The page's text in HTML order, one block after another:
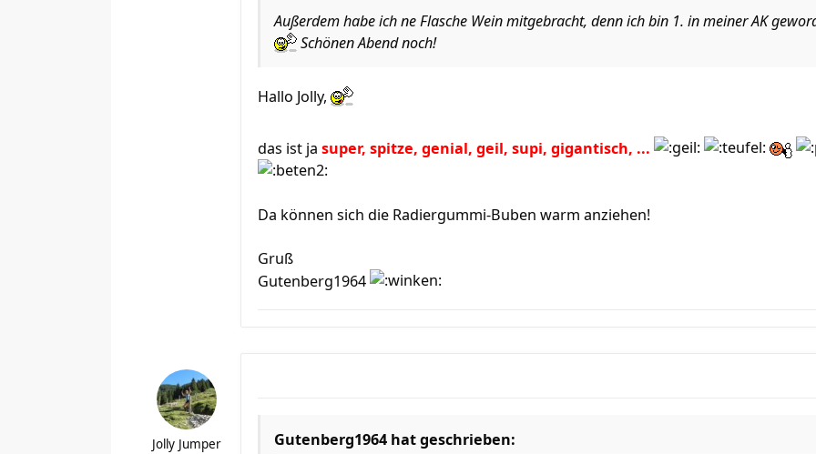
Außerdem habe ich ne Flasche Wein mitgebracht, denn ich bin 1. in meiner AK
Schönen Abend noch!
Hallo Jolly,
das ist ja super, spitze, genial, geil, supi, gigantisch, ...
Da können sich die Radiergummi-Buben warm anziehen!
Gruß
Gutenberg1964
Jolly Jumper Gutenberg1964 hat geschrieben: